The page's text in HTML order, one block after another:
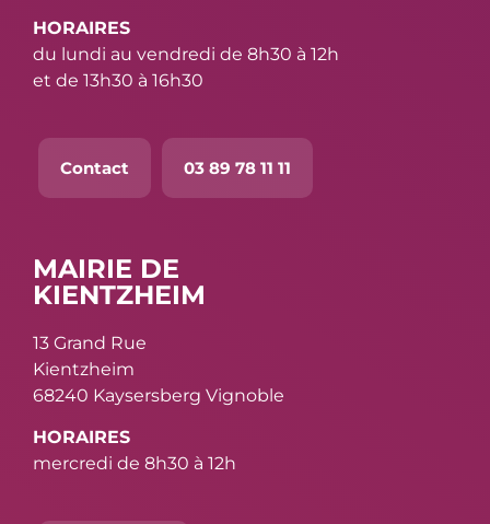
HORAIRES
du lundi au vendredi de 8h30 à 12h
et de 13h30 à 16h30
Contact 03 89 78 11 11
MAIRIE DE
KIENTZHEIM
13 Grand Rue
Kientzheim
68240 Kaysersberg Vignoble
HORAIRES
mercredi de 8h30 à 12h